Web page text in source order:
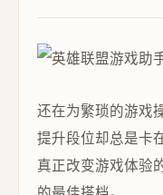
还在为繁琐的游戏
提升段位却总是卡
真正改变游戏体验